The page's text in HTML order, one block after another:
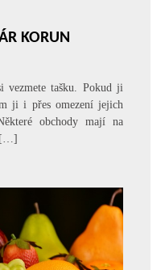
KORUN
vezmete tašku. Pokud ji
ji i přes omezení jejich
obchody mají na
[…]